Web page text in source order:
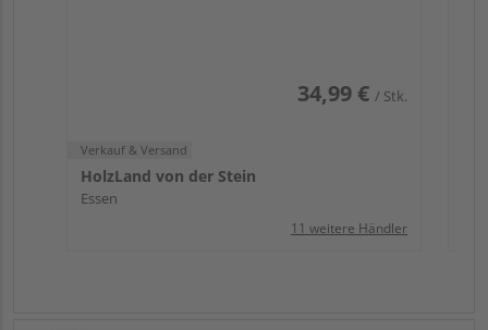
34,99 € / Stk.
Verkauf & Versand
HolzLand von der Stein
Essen
11 weitere Händler